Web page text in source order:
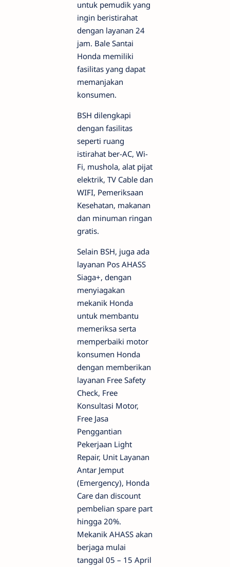
untuk pemudik yang
ingin beristirahat
dengan layanan 24
jam. Bale Santai
Honda memiliki
fasilitas yang dapat
memanjakan
konsumen.
BSH dilengkapi
dengan fasilitas
seperti ruang
istirahat ber-AC, Wi-
Fi, mushola, alat pijat
elektrik, TV Cable dan
WIFI, Pemeriksaan
Kesehatan, makanan
dan minuman ringan
gratis.
Selain BSH, juga ada
layanan Pos AHASS
Siaga+, dengan
menyiagakan
mekanik Honda
untuk membantu
memeriksa serta
memperbaiki motor
konsumen Honda
dengan memberikan
layanan Free Safety
Check, Free
Konsultasi Motor,
Free Jasa
Penggantian
Pekerjaan Light
Repair, Unit Layanan
Antar Jemput
(Emergency), Honda
Care dan discount
pembelian spare part
hingga 20%.
Mekanik AHASS akan
berjaga mulai
tanggal 05 – 15 April